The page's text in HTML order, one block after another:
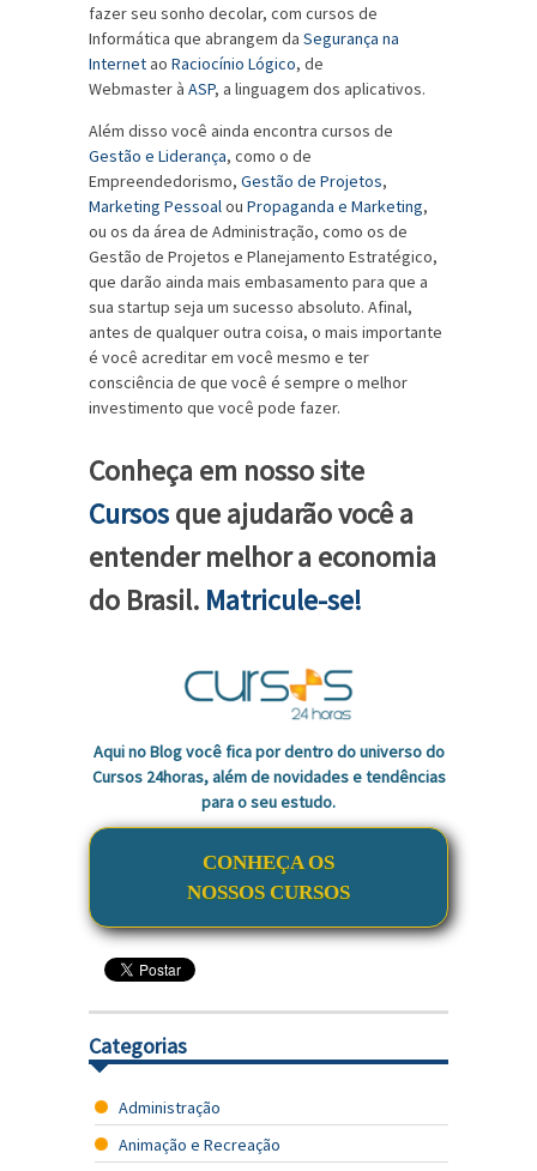
fazer seu sonho decolar, com cursos de
Informática que abrangem da Segurança na
Internet ao Raciocínio Lógico, de
Webmaster à ASP, a linguagem dos aplicativos.
Além disso você ainda encontra cursos de
Gestão e Liderança, como o de
Empreendedorismo, Gestão de Projetos,
Marketing Pessoalou Propaganda e Marketing,
ou os da área de Administração, como os de
Gestão de Projetos e Planejamento Estratégico,
que darão ainda mais embasamento para que a
sua startup seja um sucesso absoluto. Afinal,
antes de qualquer outra coisa, o mais importante
é você acreditar em você mesmo e ter
consciência de que você é sempre o melhor
investimento que você pode fazer.
Conheça em nosso site
Cursosque ajudarão você a
entender melhor a economia
do Brasil. Matricule-se!
Aqui no Blog você fica por dentro do universo do
Cursos 24horas, além de novidades e tendências
para o seu estudo.
CONHEÇA OS
NOSSOS CURSOS
Categorias
Administração
Animação e Recreação